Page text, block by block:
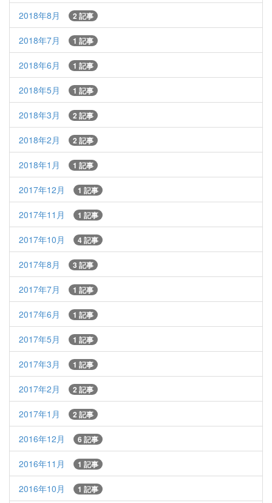
2018年8月 2 記事
2018年7月 1 記事
2018年6月 1 記事
2018年5月 1 記事
2018年3月 2 記事
2018年2月 2 記事
2018年1月 1 記事
2017年12月 1 記事
2017年11月 1 記事
2017年10月 4 記事
2017年8月 3 記事
2017年7月 1 記事
2017年6月 1 記事
2017年5月 1 記事
2017年3月 1 記事
2017年2月 2 記事
2017年1月 2 記事
2016年12月 6 記事
2016年11月 1 記事
2016年10月 1 記事